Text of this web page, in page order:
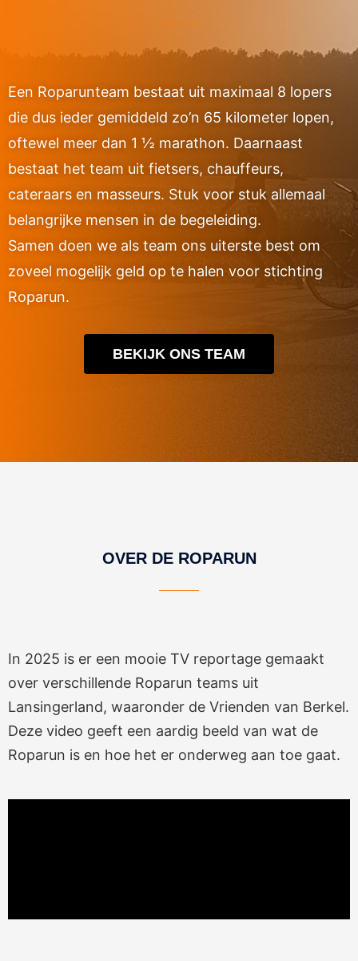
Een Roparunteam bestaat uit maximaal 8 lopers
die dus ieder gemiddeld zo’n 65 kilometer lopen,
oftewel meer dan 1 ½ marathon. Daarnaast
bestaat het team uit fietsers, chauffeurs,
cateraars en masseurs. Stuk voor stuk allemaal
belangrijke mensen in de begeleiding.
Samen doen we als team ons uiterste best om
zoveel mogelijk geld op te halen voor stichting
Roparun.
BEKIJK ONS TEAM
OVER DE ROPARUN
In 2025 is er een mooie TV reportage gemaakt
over verschillende Roparun teams uit
Lansingerland, waaronder de Vrienden van Berkel.
Deze video geeft een aardig beeld van wat de
Roparun is en hoe het er onderweg aan toe gaat.